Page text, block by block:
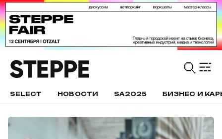
SELECT НОВОСТИ SA2025 БИЗНЕС И